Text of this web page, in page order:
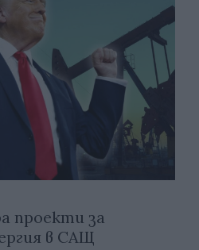
проекти за
в САЩ